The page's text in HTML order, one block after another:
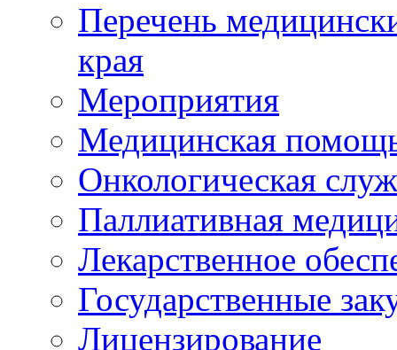
Перечень
края
Мероприятия
Медицинская
Онкологическая
Паллиативная
Лекарственное
Государственные
Лицензирование